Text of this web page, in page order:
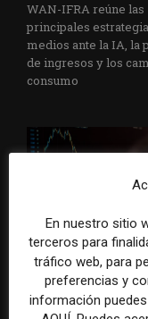
WAN-IFRA reúne las
principales
medios ante la IA, la
de ingresos y los
consumo
La bolsa ha borrado
98% del valor de
grandes grupos de
tradicionales
En nuestro sitio
terceros para
tráfico web, para
preferencias y
información